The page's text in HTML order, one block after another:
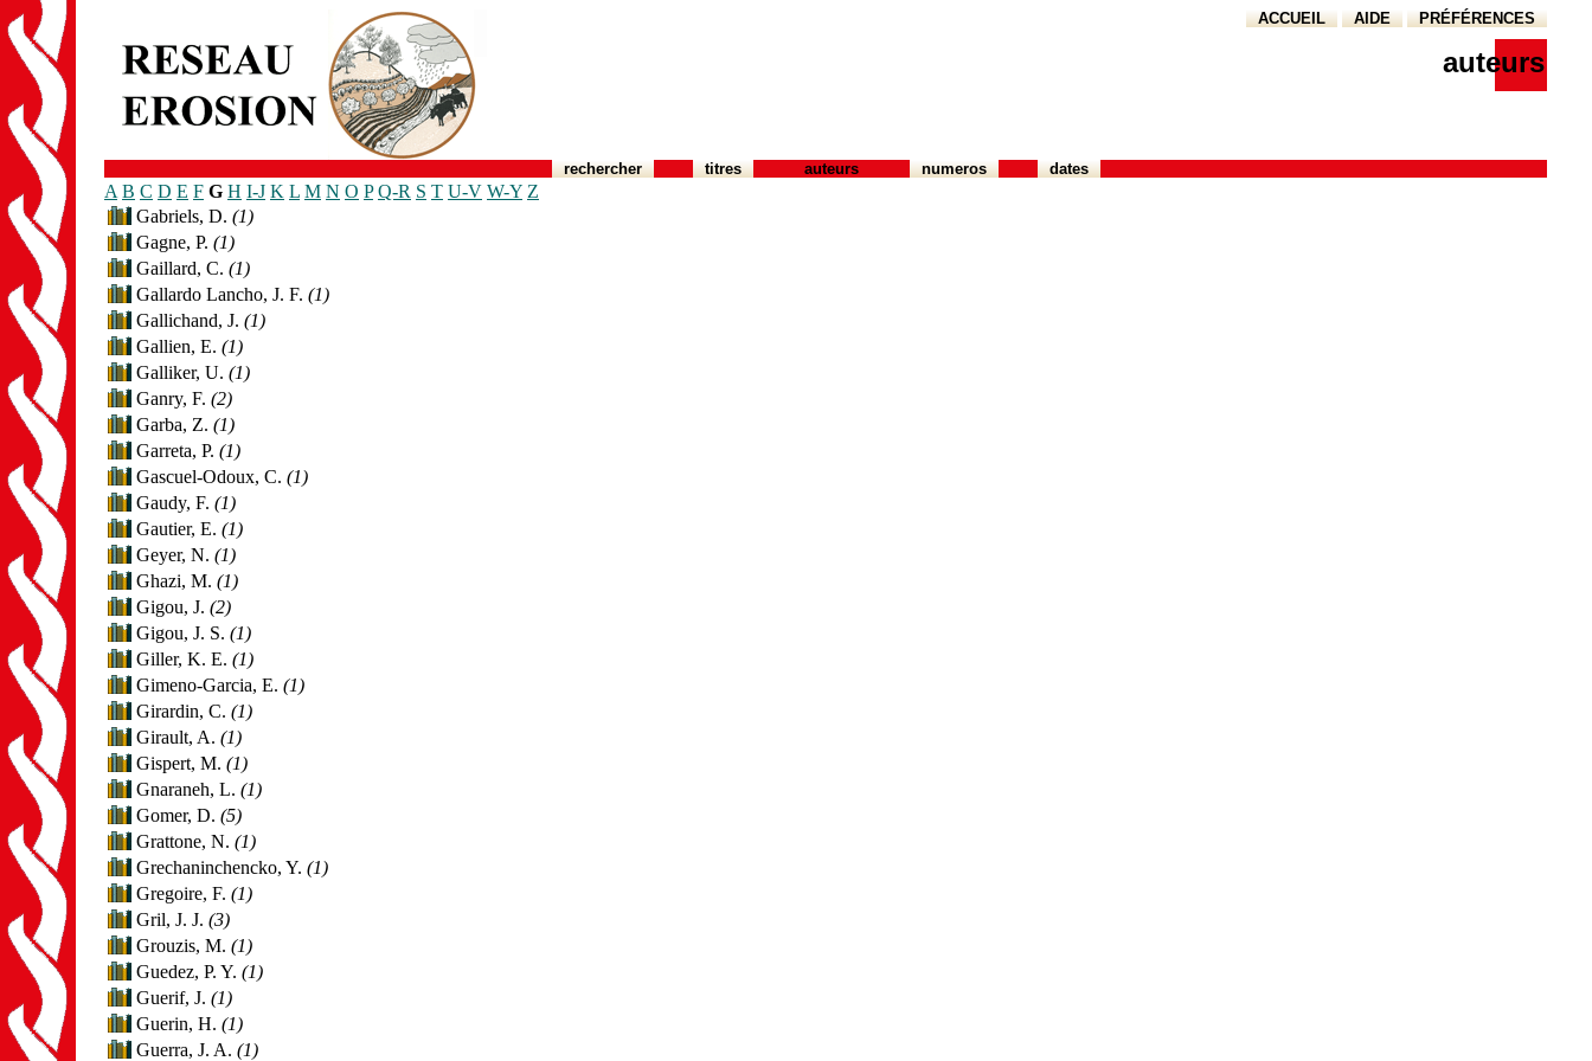
ACCUEIL AIDE PRÉFÉRENCES
auteurs
rechercher titres auteurs numeros dates
A B C D E F G H I-J K L M N O P Q-R S T U-V W-Y Z
Gabriels, D. (1)
Gagne, P. (1)
Gaillard, C. (1)
Gallardo Lancho, J. F. (1)
Gallichand, J. (1)
Gallien, E. (1)
Galliker, U. (1)
Ganry, F. (2)
Garba, Z. (1)
Garreta, P. (1)
Gascuel-Odoux, C. (1)
Gaudy, F. (1)
Gautier, E. (1)
Geyer, N. (1)
Ghazi, M. (1)
Gigou, J. (2)
Gigou, J. S. (1)
Giller, K. E. (1)
Gimeno-Garcia, E. (1)
Girardin, C. (1)
Girault, A. (1)
Gispert, M. (1)
Gnaraneh, L. (1)
Gomer, D. (5)
Grattone, N. (1)
Grechaninchencko, Y. (1)
Gregoire, F. (1)
Gril, J. J. (3)
Grouzis, M. (1)
Guedez, P. Y. (1)
Guerif, J. (1)
Guerin, H. (1)
Guerra, J. A. (1)